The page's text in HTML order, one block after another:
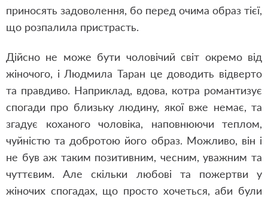
приносять задоволення, бо перед очима образ тієї,
що розпалила пристрасть.
Дійсно не може бути чоловічий світ окремо від
жіночого, і Людмила Таран це доводить відверто
та правдиво. Наприклад, вдова, котра романтизує
спогади про близьку людину, якої вже немає, та
згадує коханого чоловіка, наповнюючи теплом,
чуйністю та добротою його образ. Можливо, він і
не був аж таким позитивним, чесним, уважним та
чуттєвим. Але скільки любові та пожертви у
жіночих спогадах, що просто хочеться, аби були